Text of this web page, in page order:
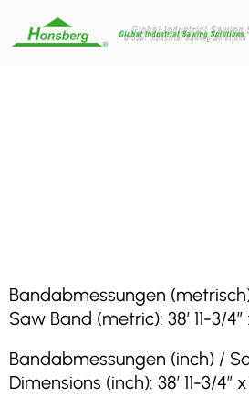
Bandabmessungen
Saw Band (metric): 38′ 11-3/
Bandabmessungen (inch) /
Dimensions (inch): 38′ 11-3/4″